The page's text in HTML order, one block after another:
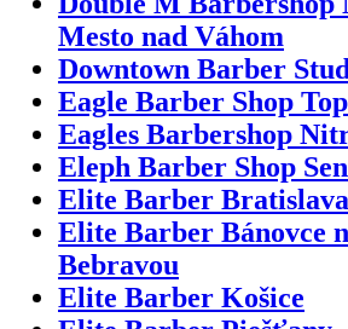
Mesto nad Váhom
Downtown Barber
Eagle Barber Shop
Eagles Barbershop
Eleph Barber Shop
Elite Barber Bratislava
Elite Barber Bánovce
Bebravou
Elite Barber Košice